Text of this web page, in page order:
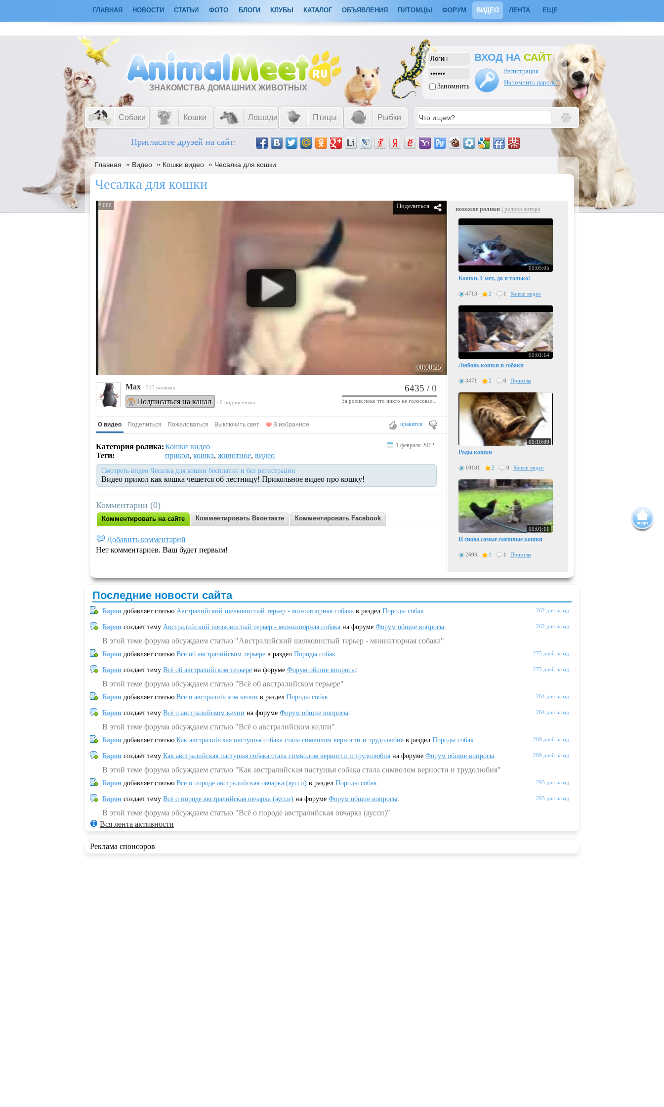
ГЛАВНАЯ НОВОСТИ СТАТЬИ ФОТО БЛОГИ КЛУБЫ КАТАЛОГ ОБЪЯВЛЕНИЯ ПИТОМЦЫ ФОРУМ ВИДЕО ЛЕНТА ЕЩЕ
ЗНАКОМСТВА ДОМАШНИХ ЖИВОТНЫХ Запомнить
ВХОД НА САЙТ
Регистрация
Напомнить пароль?
Собаки Кошки Лошади Птицы Рыбки
Пригласите друзей на сайт:
Главная » Видео » Кошки видео » Чесалка для кошки
Чесалка для кошки
# 666
00:00:25
Поделиться
Max · 317 роликов
Подписаться на канал · 0 подписчиков
6435 /0
За ролик пока что никто не голосовал...
нравится
О видео Поделиться Пожаловаться Выключить свет В избранное
Категория ролика:Кошки видео
Теги:
прикол, кошка, животное, видео
Смотреть видео Чесалка для кошки бесплатно и без регистрации
Видео прикол как кошка чешется об лестницу! Прикольное видео про кошку!
1 февраля 2012
Комментарии (0)
Комментировать на сайте Комментировать Вконтакте Комментировать Facebook
Добавить комментарий
Нет комментариев. Ваш будет первым!
похожие ролики | ролики автора
00:05:05
Кошки. Смех, да и только!
4713 2 1 Кошки видео
00:01:14
Любовь кошки и собаки
3471 2 0 Приколы
00:10:09
Роды кошки
10181 2 0 Кошки видео
00:01:11
И снова самые смешные кошки
2693 1 1 Приколы
Последние новости сайта
262 дня назад
Барон добавляет статью Австралийский шелковистый терьер - миниатюрная собака в раздел Породы собак
262 дня назад
Барон создает тему Австралийский шелковистый терьер - миниатюрная собака на форуме Форум общие вопросы:
В этой теме форума обсуждаем статью "Австралийский шелковистый терьер - миниатюрная собака"
275 дней назад
Барон добавляет статью Всё об австралийском терьере в раздел Породы собак
275 дней назад
Барон создает тему Всё об австралийском терьере на форуме Форум общие вопросы:
В этой теме форума обсуждаем статью "Всё об австралийском терьере"
284 дня назад
Барон добавляет статью Всё о австралийском келпи в раздел Породы собак
284 дня назад
Барон создает тему Всё о австралийском келпи на форуме Форум общие вопросы:
В этой теме форума обсуждаем статью "Всё о австралийском келпи"
289 дней назад
Барон добавляет статью Как австралийская пастушья собака стала символом верности и трудолюбия в раздел Породы собак
289 дней назад
Барон создает тему Как австралийская пастушья собака стала символом верности и трудолюбия на форуме Форум общие вопросы:
В этой теме форума обсуждаем статью "Как австралийская пастушья собака стала символом верности и трудолюбия"
293 дня назад
Барон добавляет статью Всё о породе австралийская овчарка (аусси) в раздел Породы собак
293 дня назад
Барон создает тему Всё о породе австралийская овчарка (аусси) на форуме Форум общие вопросы:
В этой теме форума обсуждаем статью "Всё о породе австралийская овчарка (аусси)"
Вся лента активности
Реклама спонсоров